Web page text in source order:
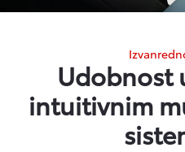
Udobnost
intuitivnim